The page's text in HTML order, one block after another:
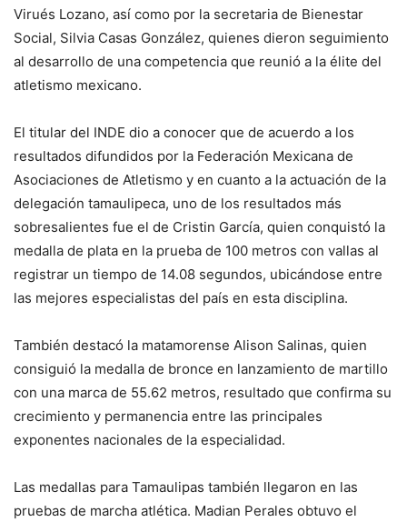
Virués Lozano, así como por la secretaria de Bienestar
Social, Silvia Casas González, quienes dieron seguimiento
al desarrollo de una competencia que reunió a la élite del
atletismo mexicano.
El titular del INDE dio a conocer que de acuerdo a los
resultados difundidos por la Federación Mexicana de
Asociaciones de Atletismo y en cuanto a la actuación de la
delegación tamaulipeca, uno de los resultados más
sobresalientes fue el de Cristin García, quien conquistó la
medalla de plata en la prueba de 100 metros con vallas al
registrar un tiempo de 14.08 segundos, ubicándose entre
las mejores especialistas del país en esta disciplina.
También destacó la matamorense Alison Salinas, quien
consiguió la medalla de bronce en lanzamiento de martillo
con una marca de 55.62 metros, resultado que confirma su
crecimiento y permanencia entre las principales
exponentes nacionales de la especialidad.
Las medallas para Tamaulipas también llegaron en las
pruebas de marcha atlética. Madian Perales obtuvo el